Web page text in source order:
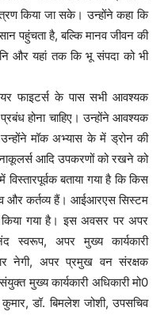
किया जा सके। उन्होंने कहा कि
पहुंचता है, बल्कि मानव जीवन की
और यहां तक कि भू संपदा को भी
फाइटर्स के पास सभी आवश्यक
होना चाहिए। उन्होंने आवश्यक
उन्होंने मॉक अभ्यास के में ड्रोन की
आदि उपकरणों को रखने को
बताया गया है कि किस
और कर्तव्य हैं। आईआरएस सिस्टम
किया गया है। इस अवसर पर अपर
स्वरूप, अपर मुख्य कार्यकारी
नेगी, अपर प्रमुख वन संरक्षक
मुख्य कार्यकारी अधिकारी मो0
डॉ. बिमलेश जोशी, उपसचिव